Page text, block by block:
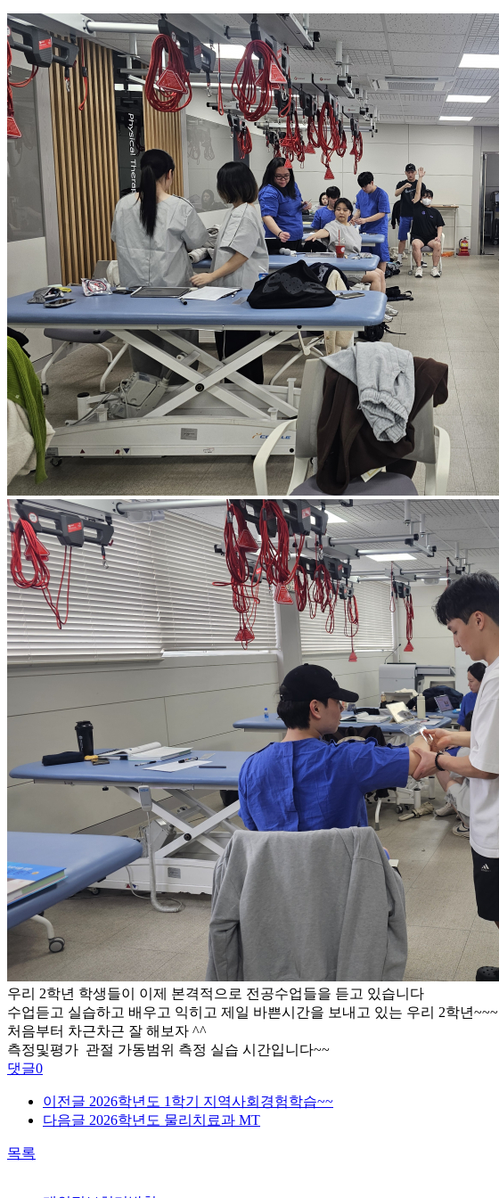
우리 2학년 학생들이 이제 본격적으로 전공수업들을 듣고 있습니다
수업듣고 실습하고 배우고 익히고 제일 바쁜시간을 보내고 있는 우리 2학년~~~
처음부터 차근차근 잘 해보자 ^^
측정및평가 관절 가동범위 측정 실습 시간입니다~~
댓글0
이전글 2026학년도 1학기 지역사회경험학습~~
다음글 2026학년도 물리치료과 MT
목록